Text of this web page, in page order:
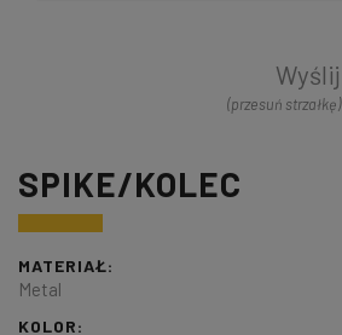
Wyślij
(przesuń strzałkę)
SPIKE/KOLEC
MATERIAŁ:
Metal
KOLOR: